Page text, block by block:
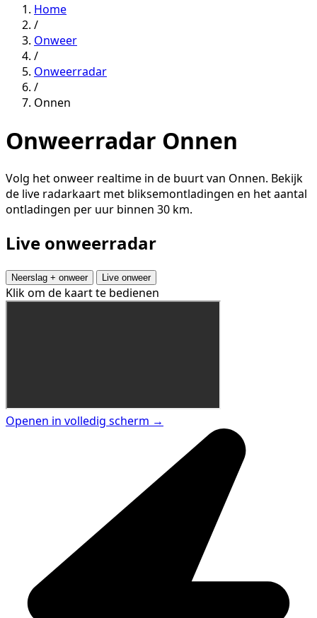
Home
/
Onweer
/
Onweerradar
/
Onnen
Onweerradar Onnen
Volg het onweer realtime in de buurt van Onnen. Bekijk
de live radarkaart met bliksemontladingen en het aantal
ontladingen per uur binnen 30 km.
Live onweerradar
Neerslag + onweer Live onweer
Klik om de kaart te bedienen
Openen in volledig scherm →